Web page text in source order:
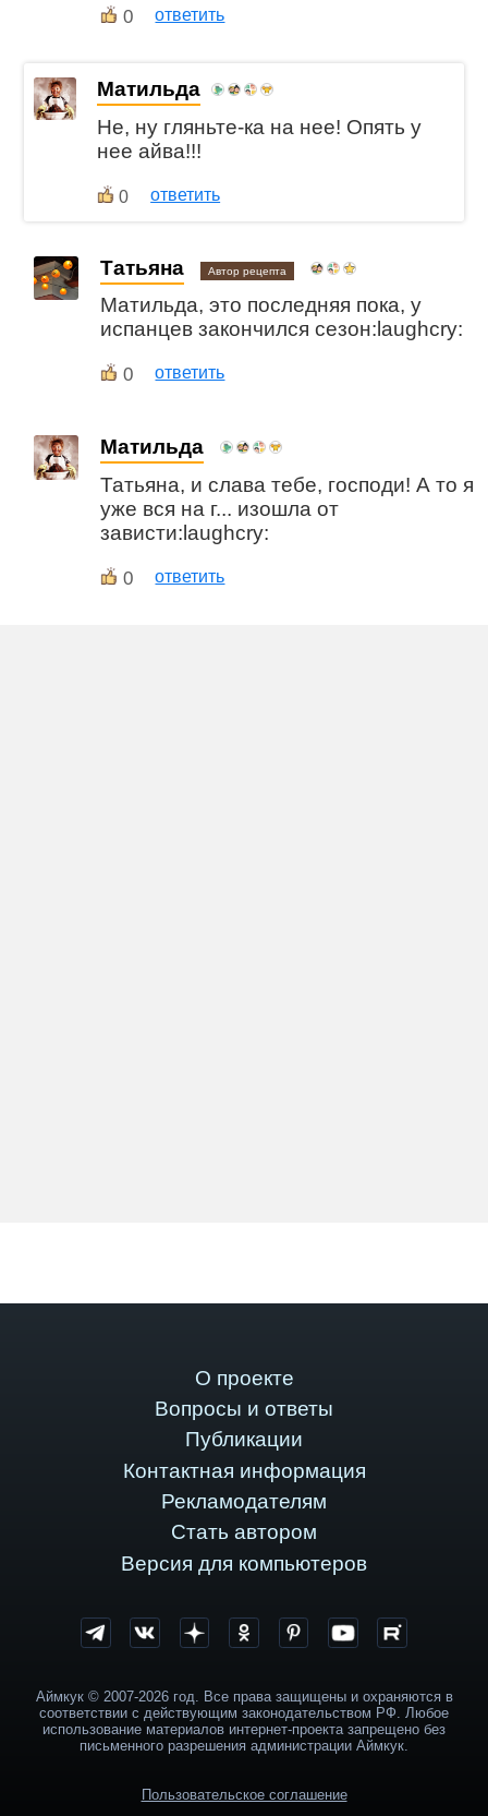
0 ответить
Матильда
Не, ну гляньте-ка на нее! Опять у
нее айва!!!
0 ответить
Татьяна Автор рецепта
Матильда, это последняя пока, у
испанцев закончился сезон:laughcry:
0 ответить
Матильда
Татьяна, и слава тебе, господи! А то я
уже вся на г... изошла от
зависти:laughcry:
0 ответить
О проекте
Вопросы и ответы
Публикации
Контактная информация
Рекламодателям
Стать автором
Версия для компьютеров
Аймкук © 2007-2026 год. Все права защищены и охраняются в
соответствии с действующим законодательством РФ. Любое
использование материалов интернет-проекта запрещено без
письменного разрешения администрации Аймкук.
Пользовательское соглашение